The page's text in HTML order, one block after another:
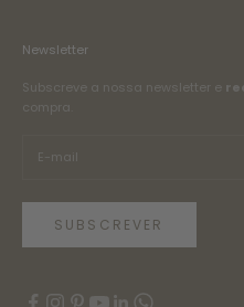
Newsletter
Subscreve a nossa newsletter e
compra.
SUBSCREVER